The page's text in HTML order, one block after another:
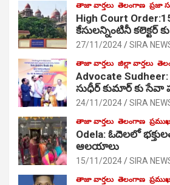
తాజా వార్తలు తెలంగాణ ప్రజా
High Court
కేసులన్నింటినీ
27/11/2024 SIRA
తాజా వార్తలు జిల్లా వార్తలు
Advocate
సుధీర్ కుమార్ కు సేవా
24/11/2024 SIRA
తాజా వార్తలు తెలంగాణ
Odela: ఓదెల‌లో
ఆల‌యాలు
15/11/2024 SIRA
తాజా వార్తలు తెలంగాణ